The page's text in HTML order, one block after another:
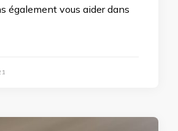
également vous aider dans